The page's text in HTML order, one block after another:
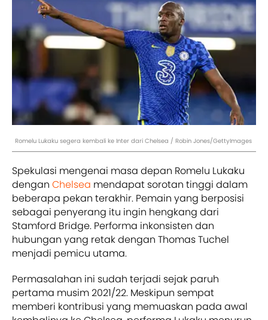
Romelu Lukaku segera kembali ke Inter dari Chelsea / Robin Jones/GettyImages
Spekulasi mengenai masa depan Romelu Lukaku
dengan Chelsea mendapat sorotan tinggi dalam
beberapa pekan terakhir. Pemain yang berposisi
sebagai penyerang itu ingin hengkang dari
Stamford Bridge. Performa inkonsisten dan
hubungan yang retak dengan Thomas Tuchel
menjadi pemicu utama.
Permasalahan ini sudah terjadi sejak paruh
pertama musim 2021/22. Meskipun sempat
memberi kontribusi yang memuaskan pada awal